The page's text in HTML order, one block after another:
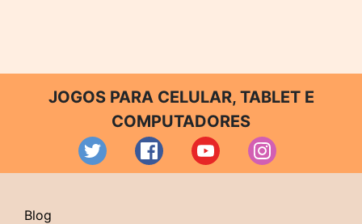
JOGOS PARA CELULAR, TABLET E
COMPUTADORES
Blog